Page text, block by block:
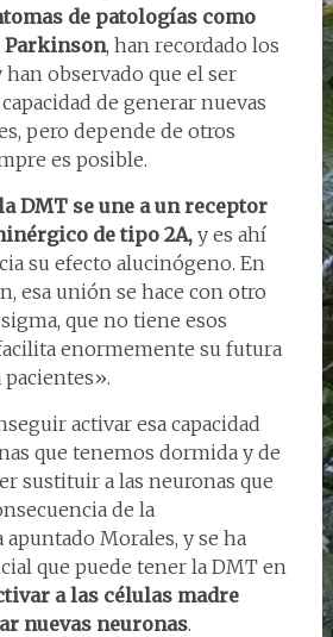
de patologías como
, han recordado los
observado que el ser
de generar nuevas
pero depende de otros
es posible.
DMT se une a un receptor
de tipo 2A,y es ahí
su efecto alucinógeno. En
esa unión se hace con otro
que no tiene esos
enormemente su futura
activar esa capacidad
que tenemos dormida y de
sustituir a las neuronas que
de la
Morales, y se ha
que puede tener la DMT en
a las células madre
nuevas neuronas.